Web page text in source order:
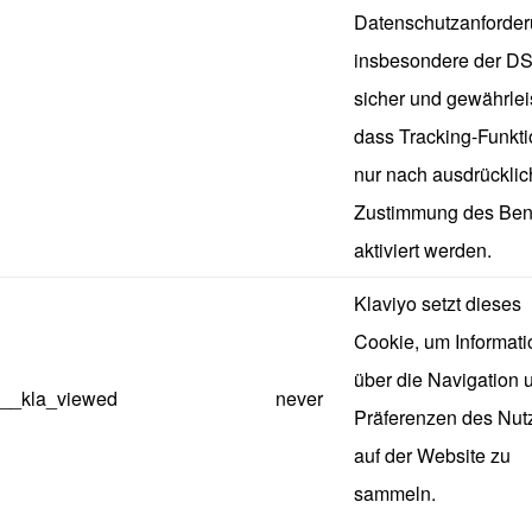
insbesondere der
sicher und
dass Tracking-
nur nach
Zustimmung des
aktiviert werden.
__kla_viewed never
Klaviyo setzt dieses
Cookie, um
über die Navigation
Präferenzen des
auf der Website zu
sammeln.